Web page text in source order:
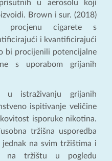
u aerosolu koji
Brown i sur. (2018)
procjenu cigarete s
i kvantificirajući
bi procijenili potencijalne
s uporabom grijanih
u istraživanju grijanih
ispitivanje veličine
isporuke nikotina.
tržišna usporedba
na svim tržištima i
na tržištu u pogledu